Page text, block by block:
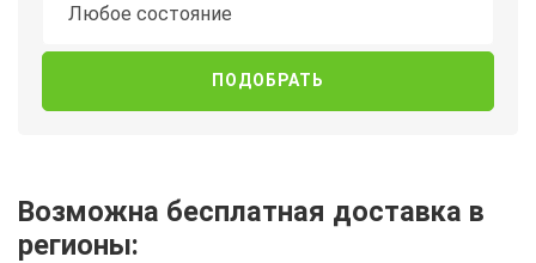
Любое состояние
Возможна бесплатная доставка в
регионы: